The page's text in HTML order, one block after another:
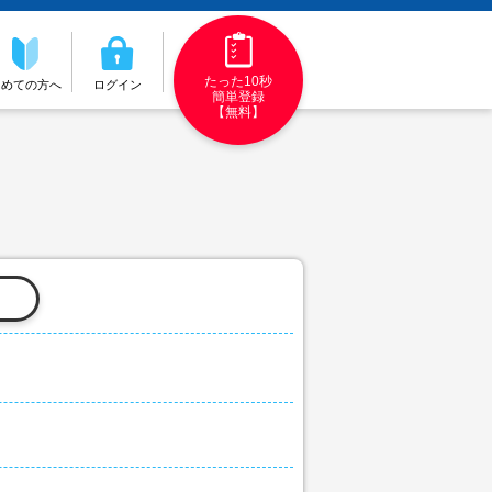
ての方へ ログイン
たった10秒
簡単登録
【無料】